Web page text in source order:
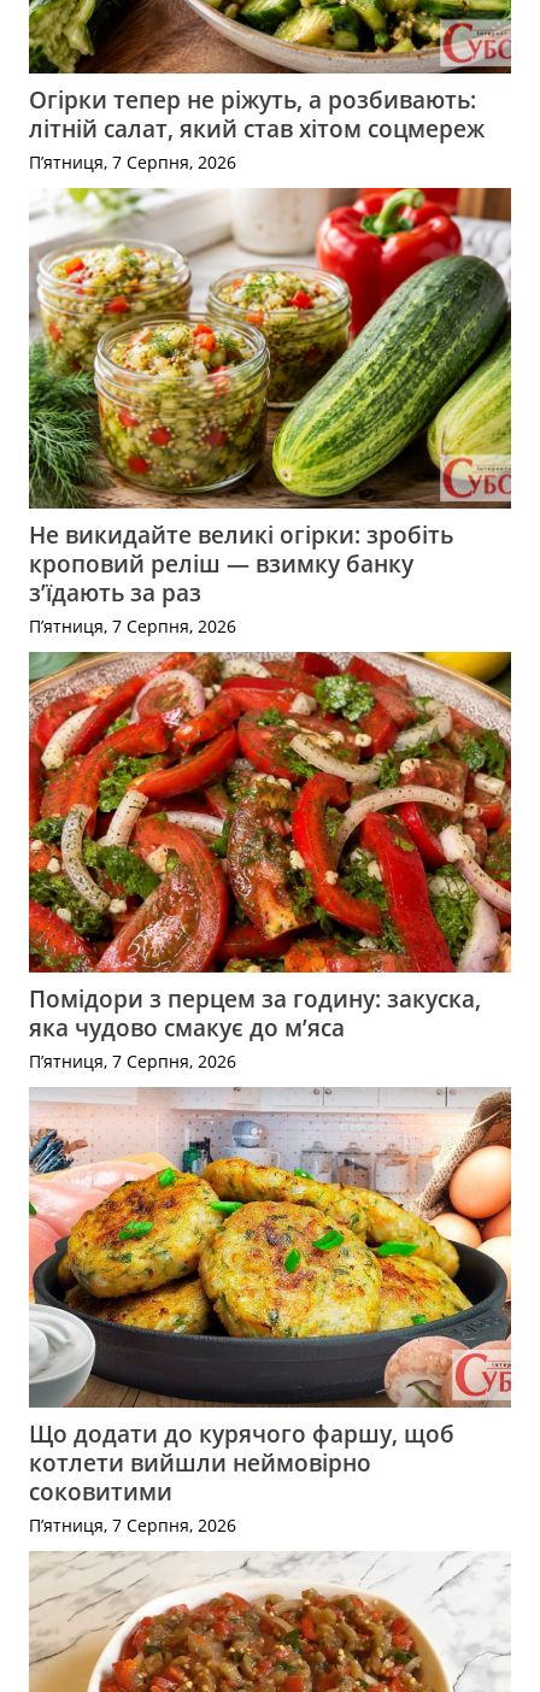
Огірки тепер не ріжуть, а розбивають:
літній салат, який став хітом соцмереж
П’ятниця, 7 Серпня, 2026
Не викидайте великі огірки: зробіть
кроповий реліш — взимку банку
з’їдають за раз
П’ятниця, 7 Серпня, 2026
Помідори з перцем за годину: закуска,
яка чудово смакує до м’яса
П’ятниця, 7 Серпня, 2026
Що додати до курячого фаршу, щоб
котлети вийшли неймовірно
соковитими
П’ятниця, 7 Серпня, 2026